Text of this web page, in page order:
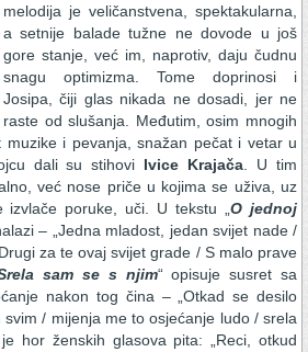
melodija je veličanstvena, spektakularna,
a setnije balade tužne ne dovode u još
gore stanje, već im, naprotiv, daju čudnu
snagu optimizma. Tome doprinosi i
Josipa, čiji glas nikada ne dosadi, jer ne
raste od slušanja. Međutim, osim mnogih
muzike i pevanja, snažan pečat i vetar u
dali su stihovi Ivice Krajača . U tim
već nose priče u kojima se uživa, uz
poruke, uči. U tekstu „O jednoj
– „Jedna mladost, jedan svijet nade /
za te ovaj svijet grade / S malo prave
sam se s njim“ opisuje susret sa
nakon tog čina – „Otkad se desilo
svim / mijenja me to osjećanje ludo / srela
hor ženskih glasova pita: „Reci, otkud